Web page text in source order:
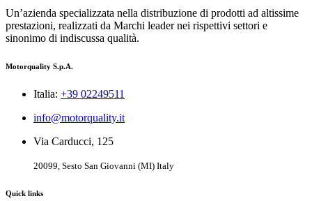
Un’azienda specializzata nella distribuzione di prodotti ad altissime
prestazioni, realizzati da Marchi leader nei rispettivi settori e
sinonimo di indiscussa qualità.
Motorquality S.p.A.
Italia: +39 02249511
info@motorquality.it
Via Carducci, 125
20099, Sesto San Giovanni (MI) Italy
Quick links